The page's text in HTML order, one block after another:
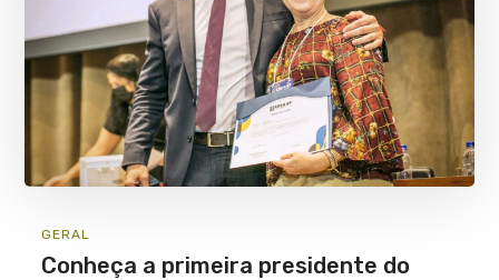
GERAL
Conheça a primeira presidente do